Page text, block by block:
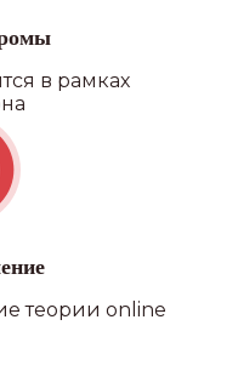
в рамках
теории online